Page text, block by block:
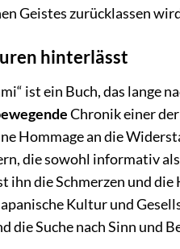
Geistes zurücklassen
hinterlässt
ist ein Buch, das lange
Chronik einer
Hommage an die
die sowohl informativ
ihn die Schmerzen und
Kultur und
die Suche nach Sinn und